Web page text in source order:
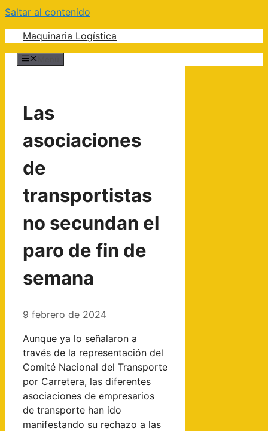
Saltar al contenido
Maquinaria Logística
Las
asociaciones
de
transportistas
no secundan el
paro de fin de
semana
9 febrero de 2024
Aunque ya lo señalaron a
través de la representación del
Comité Nacional del Transporte
por Carretera, las diferentes
asociaciones de empresarios
de transporte han ido
manifestando su rechazo a las